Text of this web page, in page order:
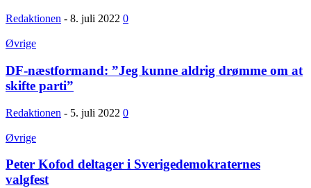
Redaktionen - 8. juli 2022 0
Øvrige
DF-næstformand: ”Jeg kunne aldrig drømme om at
skifte parti”
Redaktionen - 5. juli 2022 0
Øvrige
Peter Kofod deltager i Sverigedemokraternes
valgfest